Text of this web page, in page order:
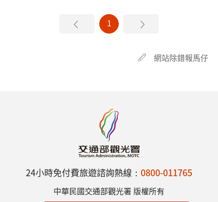
1
網站除錯報馬仔
24小時免付費旅遊諮詢熱線： 0800-011765
中華民國交通部觀光署 版權所有